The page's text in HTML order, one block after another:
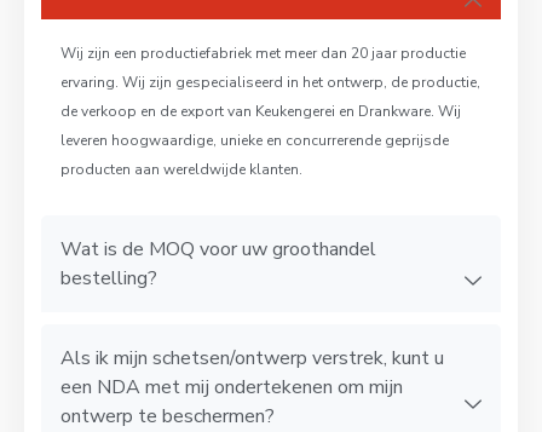
Wij zijn een productiefabriek met meer dan 20 jaar productie
ervaring. Wij zijn gespecialiseerd in het ontwerp, de productie,
de verkoop en de export van Keukengerei en Drankware. Wij
leveren hoogwaardige, unieke en concurrerende geprijsde
producten aan wereldwijde klanten.
Wat is de MOQ voor uw groothandel
bestelling?
Als ik mijn schetsen/ontwerp verstrek, kunt u
een NDA met mij ondertekenen om mijn
ontwerp te beschermen?